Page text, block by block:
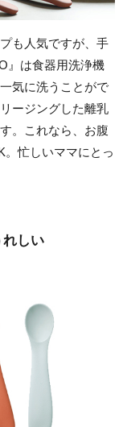
も人気ですが、手
』は食器用洗浄機
気に洗うことがで
ージングした離乳
。これなら、お腹
。忙しいママにとっ
しい